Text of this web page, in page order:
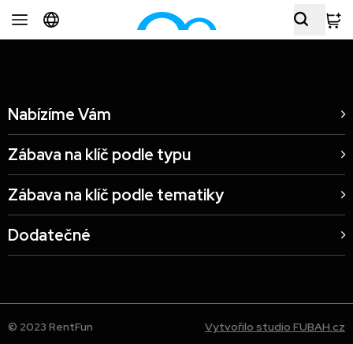
Nabízíme Vám
Zábava na klíč podle typu
Zábava na klíč podle tematiky
Dodatečné
© 2023 RentFun Vytvořilo studio FUBAH.cz